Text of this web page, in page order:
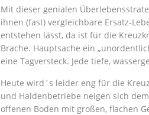
Mit dieser genialen
ihnen (fast) vergleichbare Ersatz-
entstehen lässt, da ist für die
Brache. Hauptsache ein
eine Tagversteck. Jede tiefe,
Heute wird´s leider eng für die
und Haldenbetriebe neigen sich
offenen Boden mit großen, flachen